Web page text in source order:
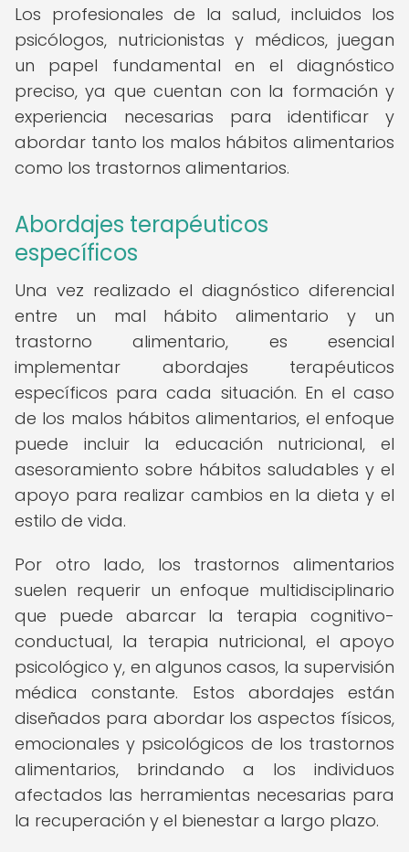
Los profesionales de la salud, incluidos los
psicólogos, nutricionistas y médicos, juegan
un papel fundamental en el diagnóstico
preciso, ya que cuentan con la formación y
experiencia necesarias para identificar y
abordar tanto los malos hábitos alimentarios
como los trastornos alimentarios.
Abordajes terapéuticos
específicos
Una vez realizado el diagnóstico diferencial
entre un mal hábito alimentario y un
trastorno alimentario, es esencial
implementar abordajes terapéuticos
específicos para cada situación. En el caso
de los malos hábitos alimentarios, el enfoque
puede incluir la educación nutricional, el
asesoramiento sobre hábitos saludables y el
apoyo para realizar cambios en la dieta y el
estilo de vida.
Por otro lado, los trastornos alimentarios
suelen requerir un enfoque multidisciplinario
que puede abarcar la terapia cognitivo-
conductual, la terapia nutricional, el apoyo
psicológico y, en algunos casos, la supervisión
médica constante. Estos abordajes están
diseñados para abordar los aspectos físicos,
emocionales y psicológicos de los trastornos
alimentarios, brindando a los individuos
afectados las herramientas necesarias para
la recuperación y el bienestar a largo plazo.